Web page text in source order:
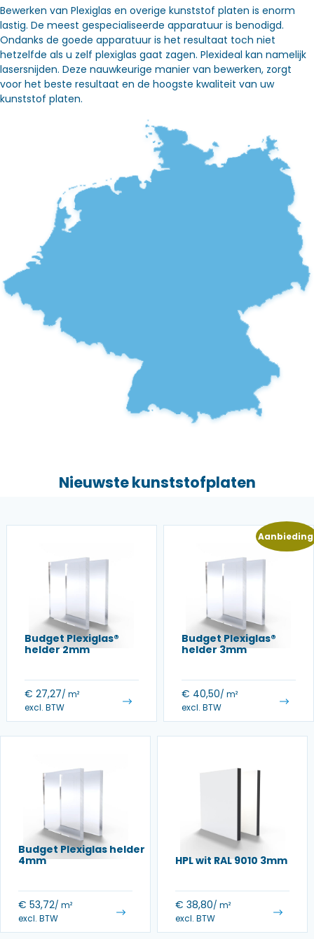
Bewerken van Plexiglas en overige kunststof platen is enorm
lastig. De meest gespecialiseerde apparatuur is benodigd.
Ondanks de goede apparatuur is het resultaat toch niet
hetzelfde als u zelf plexiglas gaat zagen. Plexideal kan namelijk
lasersnijden. Deze nauwkeurige manier van bewerken, zorgt
voor het beste resultaat en de hoogste kwaliteit van uw
kunststof platen.
Nieuwste kunststofplaten
Budget Plexiglas®
helder 2mm
€ 27,27/ m²
excl. BTW
Budget Plexiglas®
helder 3mm
€ 40,50/ m²
excl. BTW
Budget Plexiglas helder
4mm
€ 53,72/ m²
excl. BTW
HPL wit RAL 9010 3mm
€ 38,80/ m²
excl. BTW